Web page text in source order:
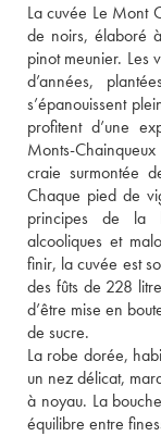
La cuvée Le Mont
de noirs, élaboré
pinot meunier. Les
d’années,
s’épanouissent
profitent d’une
Monts-
craie surmontée
Chaque pied de
principes de la
alcooliques et
finir, la cuvée est
des fûts de 228
d’être mise en
de sucre.
La robe dorée,
un nez délicat,
à noyau. La
équilibre entre